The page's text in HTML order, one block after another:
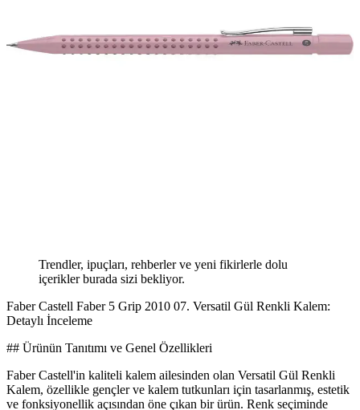
Trendler, ipuçları, rehberler ve yeni fikirlerle dolu
içerikler burada sizi bekliyor.
Faber Castell Faber 5 Grip 2010 07. Versatil Gül Renkli Kalem:
Detaylı İnceleme
## Ürünün Tanıtımı ve Genel Özellikleri
Faber Castell'in kaliteli kalem ailesinden olan Versatil Gül Renkli
Kalem, özellikle gençler ve kalem tutkunları için tasarlanmış, estetik
ve fonksiyonellik açısından öne çıkan bir ürün. Renk seçiminde